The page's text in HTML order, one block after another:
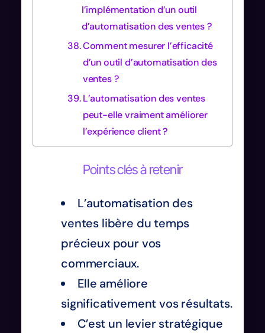
l’implémentation d’un outil
d’automatisation des ventes ?
Comment mesurer l’efficacité
d’un outil d’automatisation des
ventes ?
L’automatisation des ventes
peut-elle vraiment améliorer
l’expérience client ?
Points clés à retenir
L’automatisation des
ventes libère du temps
précieux pour vos
commerciaux.
Elle améliore
significativement vos résultats.
C’est un levier stratégique